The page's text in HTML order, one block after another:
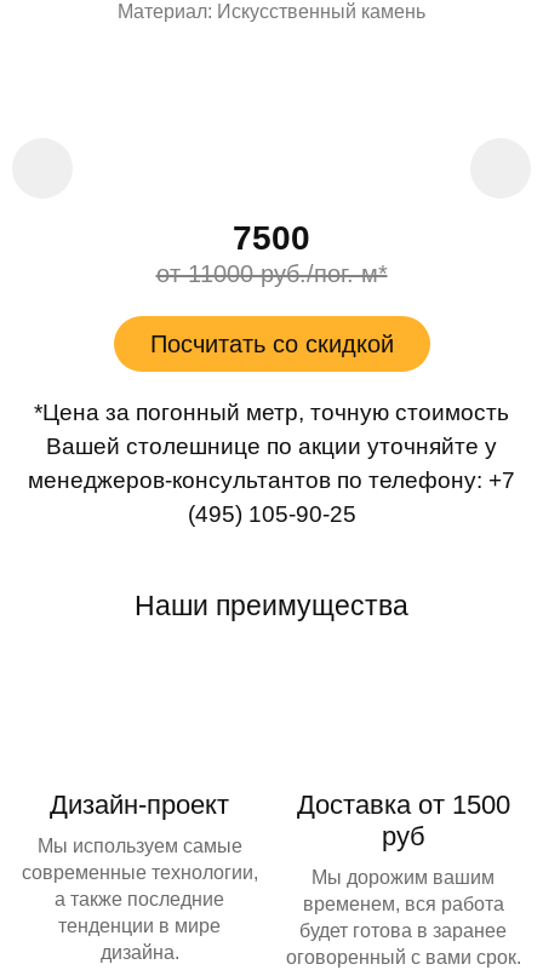
Материал: Искусственный камень
7500
от 11000 руб./пог. м*
Посчитать со скидкой
*Цена за погонный метр, точную стоимость
Вашей столешнице по акции уточняйте у
менеджеров-консультантов по телефону: +7
(495) 105-90-25
Наши преимущества
Дизайн-проект
Мы используем самые
современные технологии,
а также последние
тенденции в мире
дизайна.
Доставка от 1500
руб
Мы дорожим вашим
временем, вся работа
будет готова в заранее
оговоренный с вами срок.